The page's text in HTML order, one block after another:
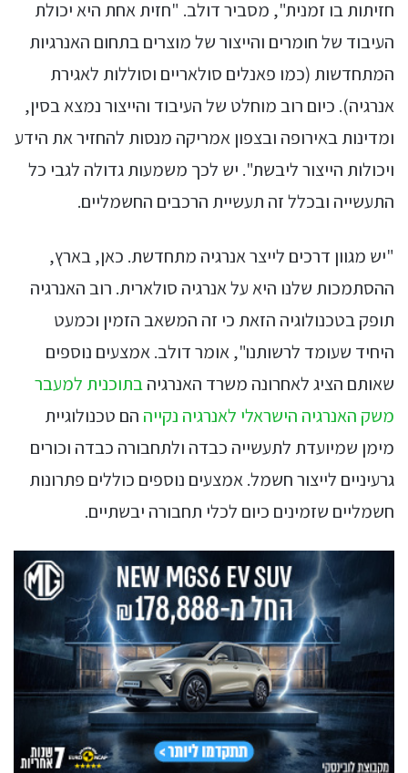
חזיתות בו זמנית", מסביר דולב. "חזית אחת היא יכולת
העיבוד של חומרים והייצור של מוצרים בתחום האנרגיות
המתחדשות (כמו פאנלים סולאריים וסוללות לאגירת
אנרגיה). כיום רוב מוחלט של העיבוד והייצור נמצא בסין,
ומדינות באירופה ובצפון אמריקה מנסות להחזיר את הידע
ויכולות הייצור ליבשת". יש לכך משמעות גדולה לגבי כל
התעשייה ובכלל זה תעשיית הרכבים החשמליים.
"יש מגוון דרכים לייצר אנרגיה מתחדשת. כאן, בארץ,
ההסתמכות שלנו היא על אנרגיה סולארית. רוב האנרגיה
תופק בטכנולוגיה הזאת כי זה המשאב הזמין וכמעט
היחיד שעומד לרשותנו", אומר דולב. אמצעים נוספים
שאותם הציג לאחרונה משרד האנרגיהבתוכנית למעבר
משק האנרגיה הישראלי לאנרגיה נקייה הם טכנולוגיית
מימן שמיועדת לתעשייה כבדה ולתחבורה כבדה וכורים
גרעיניים לייצור חשמל. אמצעים נוספים כוללים פתרונות
חשמליים שזמינים כיום לכלי תחבורה יבשתיים.